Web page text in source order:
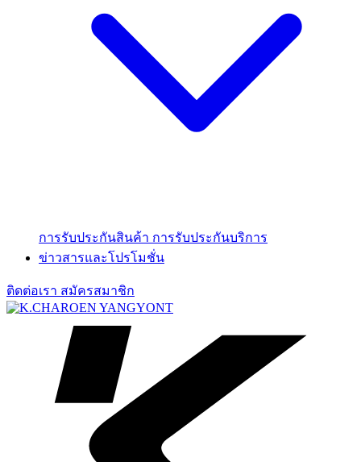
การรับประกันสินค้า การรับประกันบริการ
ข่าวสารและโปรโมชั่น
ติดต่อเรา สมัครสมาชิก